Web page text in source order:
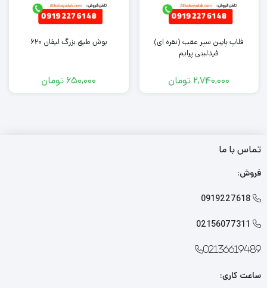
فلاپ پایین سپر عقب (نقره ای)
فیدلیتی پرایم
2,740,000 تومان
بوش طبق بزرگ لیفان ۶۲۰
650,000 تومان
تماس با ما
فروش:

0919227618

02156077311
02136619489
ساعت کاری: